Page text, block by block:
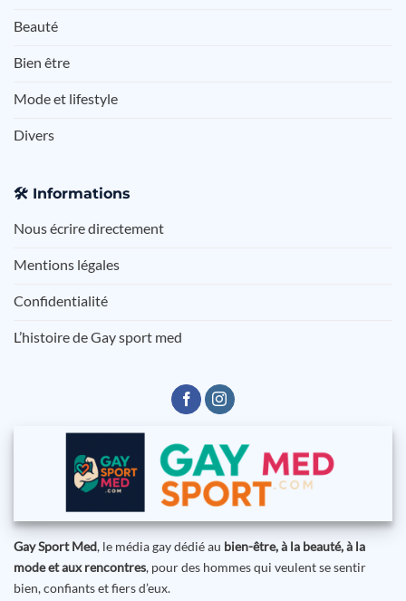
Beauté
Bien être
Mode et lifestyle
Divers
🛠️ Informations
Nous écrire directement
Mentions légales
Confidentialité
L’histoire de Gay sport med
Gay Sport Med, le média gay dédié au bien-être, à la beauté, à la
mode et aux rencontres, pour des hommes qui veulent se sentir
bien, confiants et fiers d’eux.